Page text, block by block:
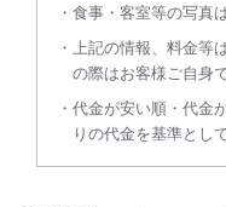
食事・客室等の写真
上記の情報、料金等
の際はお客様ご自身
代金が安い順・代金
りの代金を基準とし